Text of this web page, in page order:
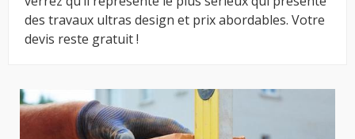
des travaux ultras design et prix abordables. Votre
devis reste gratuit !